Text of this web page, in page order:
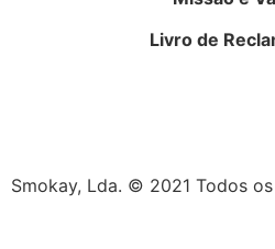
Livro de
Smokay, Lda. © 2021 Todos